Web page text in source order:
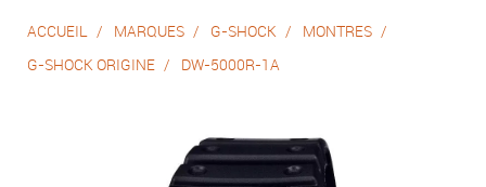
ACCUEIL MARQUES G-SHOCK
MONTRES
G-SHOCK ORIGINE
DW-5000R-1A